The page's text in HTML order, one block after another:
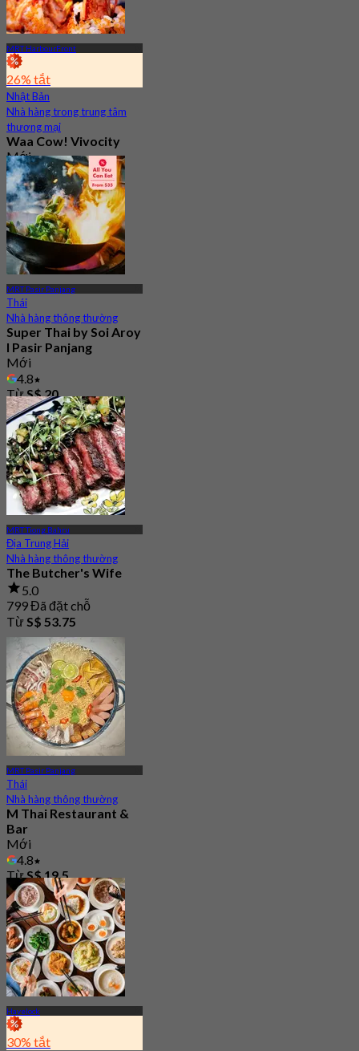
MRT HarbourFront
26% tắt
Nhật Bản
Nhà hàng trong trung tâm
thương mại
Waa Cow! Vivocity
Mới
4.8
TừS$ 27.5
MRT Pasir Panjang
Thái
Nhà hàng thông thường
Super Thai by Soi Aroy
l Pasir Panjang
Mới
4.8
TừS$ 20
MRT Tiong Bahru
Địa Trung Hải
Nhà hàng thông thường
The Butcher's Wife
5.0
799 Đã đặt chỗ
Từ S$ 53.75
MRT Pasir Panjang
Thái
Nhà hàng thông thường
M Thai Restaurant &
Bar
Mới
4.8
TừS$ 19.5
Havelock
30% tắt